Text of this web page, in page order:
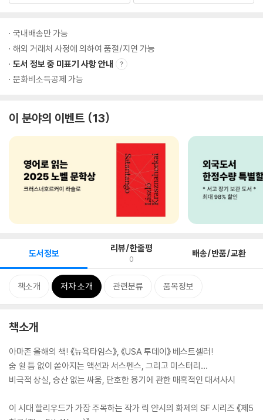
국내배송만 가능
해외 거래처 사정에 의하여 품절/지연 가능
도서 정보 중 미표기 사항 안내
문화비소득공제 가능
이 분야의 이벤트 13
도서정보 리뷰/한줄평
0 배송/반품/교환
책소개 저자 소개 관련분류 품목정보
책소개
아마존 올해의 책! 《뉴욕타임스》, 《USA 투데이》 베스트셀러!
숨 쉴 틈 없이 쏟아지는 액션과 서스펜스, 그리고 미스터리…
비극적 상실, 승산 없는 싸움, 단호한 용기에 관한 매혹적인 대서사시
이 시대 할리우드가 가장 주목하는 작가 릭 얀시의 화제의 SF 시리즈 《제5